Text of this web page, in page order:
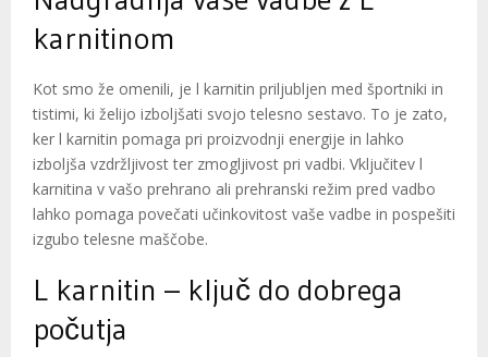
karnitinom
Kot smo že omenili, je l karnitin priljubljen med športniki in
tistimi, ki želijo izboljšati svojo telesno sestavo. To je zato,
ker l karnitin pomaga pri proizvodnji energije in lahko
izboljša vzdržljivost ter zmogljivost pri vadbi. Vključitev l
karnitina v vašo prehrano ali prehranski režim pred vadbo
lahko pomaga povečati učinkovitost vaše vadbe in pospešiti
izgubo telesne maščobe.
L karnitin – ključ do dobrega
počutja